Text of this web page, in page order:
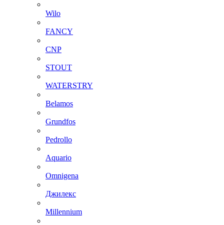
Wilo
FANCY
CNP
STOUT
WATERSTRY
Belamos
Grundfos
Pedrollo
Aquario
Omnigena
Джилекс
Millennium